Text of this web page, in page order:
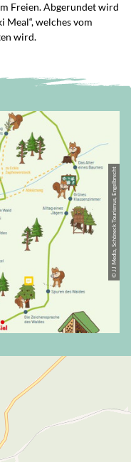
Freien. Abgerundet wird
Meal“, welches vom
wird.
© JJ Media, Schöneck Tourismus, Engelbrecht